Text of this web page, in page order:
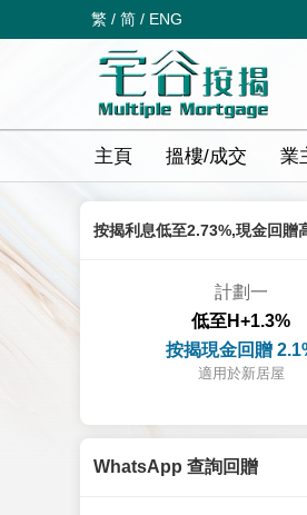
繁 / 简 / ENG
主頁 搵樓/成交 業
按揭利息低至2.73%,現金回贈
計劃一
低至H+1.3%
按揭現金回贈
適用於新居屋
WhatsApp 查詢回贈